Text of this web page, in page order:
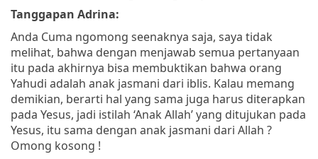
Tanggapan Adrina:
Anda Cuma ngomong seenaknya saja, saya tidak
melihat, bahwa dengan menjawab semua pertanyaan
itu pada akhirnya bisa membuktikan bahwa orang
Yahudi adalah anak jasmani dari iblis. Kalau memang
demikian, berarti hal yang sama juga harus diterapkan
pada Yesus, jadi istilah ‘Anak Allah’ yang ditujukan pada
Yesus, itu sama dengan anak jasmani dari Allah ?
Omong kosong !